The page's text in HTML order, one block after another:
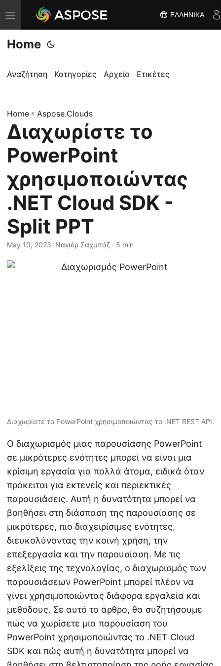
Ε
ν
α
λ
ή
π
λ
ο
γ
η
σ
η
ΕΛΛΗΝΙΚΆ
Home
Αναζήτηση Κατηγορίες Αρχείο Ετικέτες
Home » Aspose.Clouds
Διαχωρίστε το
PowerPoint
χρησιμοποιώντας
.NET Cloud SDK -
Split PPT
May 10, 2023· Ναγιέρ Σαχμπάζ · 5 min
Διαχωρίστε το PowerPoint χρησιμοποιώντας το .NET REST API.
Ο διαχωρισμός μιας παρουσίασης PowerPoint
σε μικρότερες ενότητες μπορεί να είναι μια
κρίσιμη εργασία για πολλά άτομα, ειδικά όταν
πρόκειται για εκτενείς και περιεκτικές
παρουσιάσεις. Αυτή η δυνατότητα μπορεί να
βοηθήσει στη διάσπαση της παρουσίασης σε
μικρότερες, πιο διαχειρίσιμες ενότητες,
διευκολύνοντας την κοινή χρήση, την
επεξεργασία και την παρουσίαση. Με τις
εξελίξεις της τεχνολογίας, ο διαχωρισμός των
παρουσιάσεων PowerPoint μπορεί πλέον να
γίνει χρησιμοποιώντας διάφορα εργαλεία και
μεθόδους. Σε αυτό το άρθρο, θα συζητήσουμε
πώς να χωρίσετε μια παρουσίαση του
PowerPoint χρησιμοποιώντας το .NET Cloud
SDK και πώς αυτή η δυνατότητα μπορεί να